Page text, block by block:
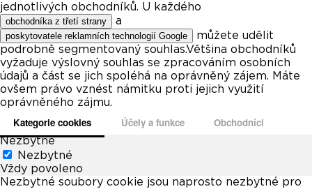
jednotlivých obchodníků. U každého
obchodníka z třetí strany a
poskytovatele reklamních technologií Google
můžete udělit
podrobně segmentovaný souhlas.Většina obchodníků
vyžaduje výslovný souhlas se zpracováním osobních
údajů a část se jich spoléhá na oprávněný zájem. Máte
ovšem právo vznést námitku proti jejich využití
oprávněného zájmu.
Kategorie cookies Účely a funkce Obchodníci
Nezbytné
Nezbytné
Vždy povoleno
Nezbytné soubory cookie jsou naprosto nezbytné pro